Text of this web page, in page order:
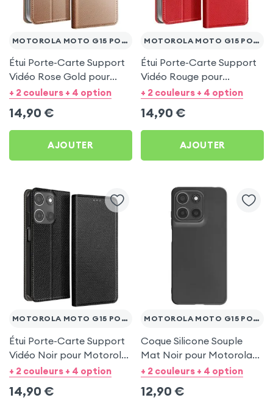
MOTOROLA MOTO G15 POWER
Étui Porte-Carte Support
Vidéo Rose Gold pour
Motorola Moto G15 Power
+ 2 couleurs + 4 option
14,90 €
AJOUTER
MOTOROLA MOTO G15 POWER
Étui Porte-Carte Support
Vidéo Rouge pour
Motorola Moto G15 Power
+ 2 couleurs + 4 option
14,90 €
AJOUTER
MOTOROLA MOTO G15 POWER
Étui Porte-Carte Support
Vidéo Noir pour Motorola
Moto G15 Power
+ 2 couleurs + 4 option
14,90 €
MOTOROLA MOTO G15 POWER
Coque Silicone Souple
Mat Noir pour Motorola
Moto G15 Power
+ 2 couleurs + 4 option
12,90 €